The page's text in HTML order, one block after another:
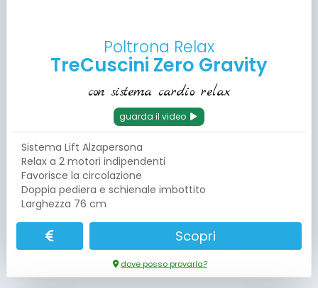
Poltrona Relax
TreCuscini Zero Gravity
con sistema cardio relax
guarda il video
Sistema Lift Alzapersona
Relax a 2 motori indipendenti
Favorisce la circolazione
Doppia pediera e schienale imbottito
Larghezza 76 cm
Scopri
dove posso provarla?